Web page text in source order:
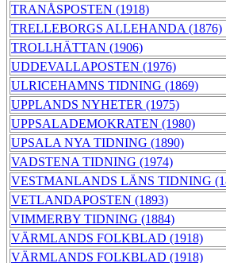
TRANÅSPOSTEN (1918)
TRELLEBORGS ALLEHANDA (1876)
TROLLHÄTTAN (1906)
UDDEVALLAPOSTEN (1976)
ULRICEHAMNS TIDNING (1869)
UPPLANDS NYHETER (1975)
UPPSALADEMOKRATEN (1980)
UPSALA NYA TIDNING (1890)
VADSTENA TIDNING (1974)
VESTMANLANDS LÄNS TIDNING
VETLANDAPOSTEN (1893)
VIMMERBY TIDNING (1884)
VÄRMLANDS FOLKBLAD (1918)
VÄRMLANDS FOLKBLAD (1918)